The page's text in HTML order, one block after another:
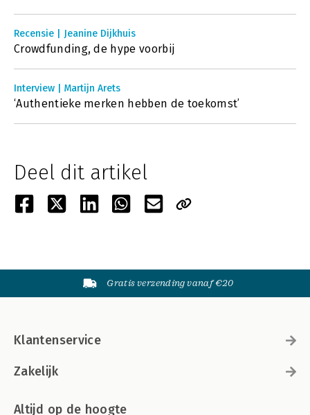
Recensie | Jeanine Dijkhuis
Crowdfunding, de hype voorbij
Interview | Martijn Arets
‘Authentieke merken hebben de toekomst’
Deel dit artikel
Gratis verzending vanaf €20
Klantenservice
Zakelijk
Altijd op de hoogte